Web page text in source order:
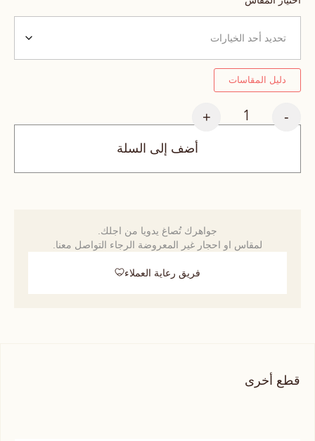
دليل المقاسات
-
+
أضف إلى السلة
جواهرك تُصاغ يدويا من اجلك.
لمقاس او احجار غير المعروضة الرجاء التواصل معنا.
فريق رعاية العملاء
قطع أخرى